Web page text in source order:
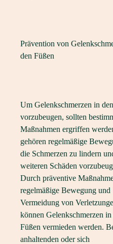
Prävention von
den Füßen
Um Gelenkschmerzen in
vorzubeugen, sollten
Maßnahmen ergriffen
gehören regelmäßige
die Schmerzen zu lindern
weiteren Schäden
Durch präventive
regelmäßige Bewegung und
Vermeidung von
können Gelenkschmerzen in
Füßen vermieden werden.
anhaltenden oder sich